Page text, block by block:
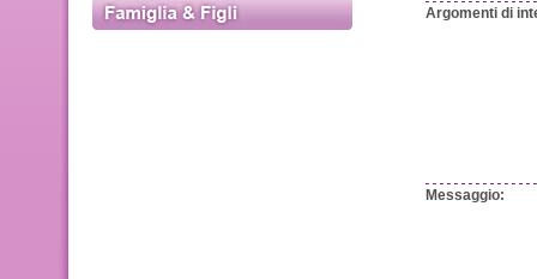
Argomenti di
Messaggio: